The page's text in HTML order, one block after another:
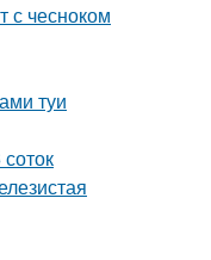
с чесноком
туи